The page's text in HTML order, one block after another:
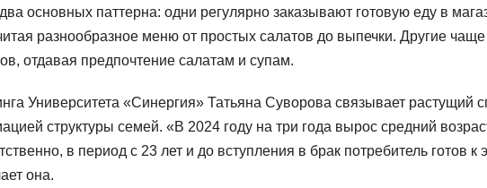
основных паттерна: одни регулярно заказывают готовую еду в
разнообразное меню от простых салатов до выпечки. Другие
отдавая предпочтение салатам и супам.
Университета «Синергия» Татьяна Суворова связывает растущий
структуры семей. «В 2024 году на три года вырос средний
в период с 23 лет и до вступления в брак потребитель готов к
она.